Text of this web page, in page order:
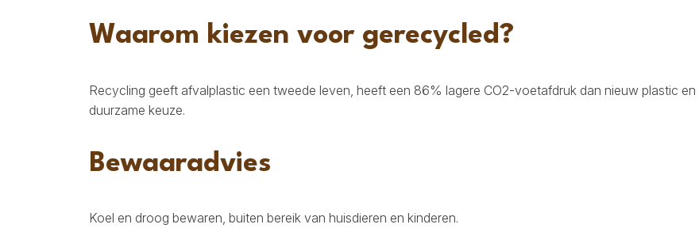
Waarom kiezen voor gerecycled?
Recycling geeft afvalplastic een tweede leven, heeft een 86% lagere CO2-voetafdruk dan nieuw plastic
duurzame keuze.
Bewaaradvies
Koel en droog bewaren, buiten bereik van huisdieren en kinderen.